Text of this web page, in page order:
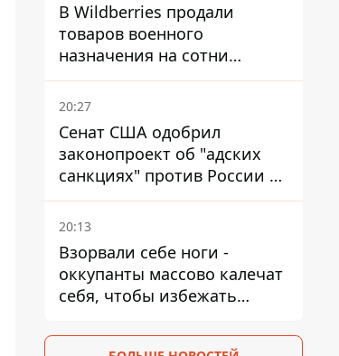
В Wildberries продали
товаров военного
назначения на сотни
миллионов, но удары ВСУ
изменили ситуацию
20:27
Сенат США одобрил
законопроект об "адских
санкциях" против России и
Ирана
20:13
Взорвали себе ноги -
оккупанты массово калечат
себя, чтобы избежать